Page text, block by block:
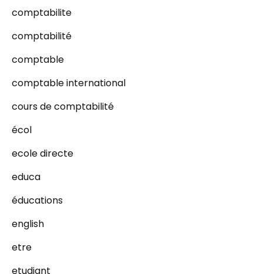
comptabilite
comptabilité
comptable
comptable international
cours de comptabilité
écol
ecole directe
educa
éducations
english
etre
etudiant